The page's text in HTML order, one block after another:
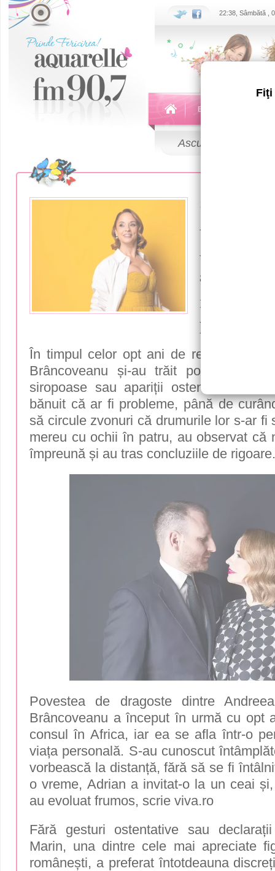
Fiţi
22:38, Sâmbătă ,
Echipa
Ascultă
Andreea
Adrian
au
rupe
lucrurilor
În timpul celor opt ani de relație,
Brâncoveanu și-au trăit povestea
siropoase sau apariții ostentative. N-
bănuit că ar fi probleme, până de
să circule zvonuri că drumurile lor s-ar fi
mereu cu ochii în patru, au observat că
împreună și au tras concluziile de rigoare.
Povestea de dragoste dintre
Brâncoveanu a început în urmă cu opt
consul în Africa, iar ea se afla într-o
viața personală. S-au cunoscut
vorbească la distanță, fără să se fi
o vreme, Adrian a invitat-o la un ceai
au evoluat frumos, scrie viva.ro
Fără gesturi ostentative sau
Marin, una dintre cele mai apreciate
românești, a preferat întotdeauna